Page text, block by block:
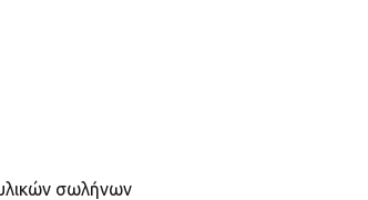
σωλήνων